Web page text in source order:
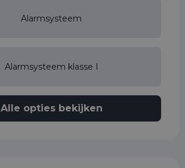
Alarmsysteem
Alarmsysteem klasse I
Alle opties bekijken